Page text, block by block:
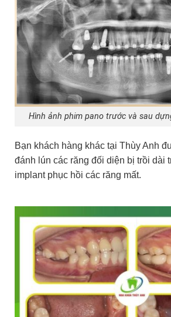
Hình ảnh phim pano trước và sau
Bạn khách hàng khác tại Thùy Anh
đánh lún các răng đối diện bị trồi dài
implant phục hồi các răng mất.